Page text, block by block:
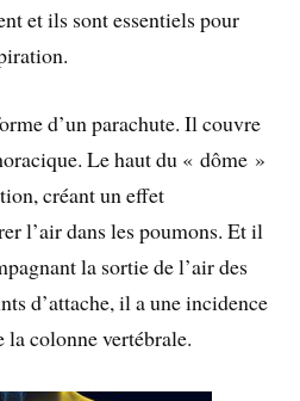
et ils sont essentiels pour
d’un parachute. Il couvre
Le haut du « dôme »
créant un effet
l’air dans les poumons. Et il
la sortie de l’air des
d’attache, il a une incidence
colonne vertébrale.